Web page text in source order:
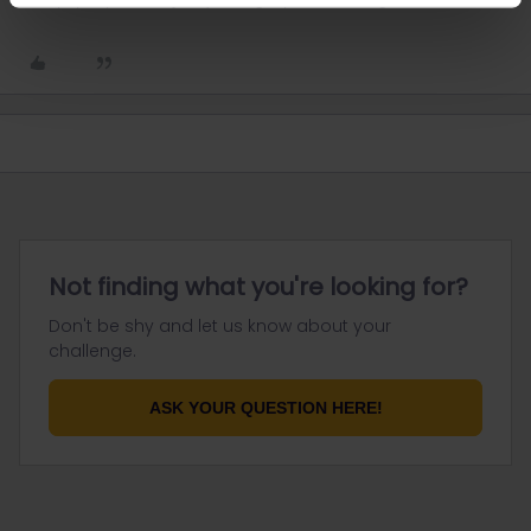
Not finding what you're looking for?
Don't be shy and let us know about your
challenge.
ASK YOUR QUESTION HERE!